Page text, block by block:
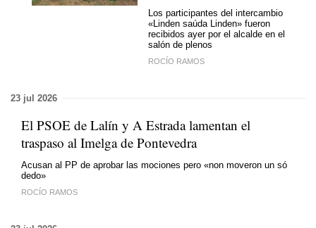
Los participantes del intercambio
«Linden saúda Linden» fueron
recibidos ayer por el alcalde en el
salón de plenos
ROCÍO RAMOS
23 jul 2026
El PSOE de Lalín y A Estrada lamentan el
traspaso al Imelga de Pontevedra
Acusan al PP de aprobar las mociones pero «non moveron un só
dedo»
ROCÍO RAMOS